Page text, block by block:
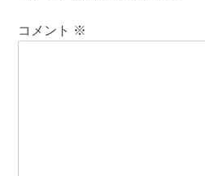
コメント ※